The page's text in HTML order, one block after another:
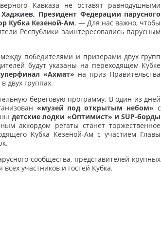
Кавказа не оставят равнодушными
Хаджиев, Президент Федерации парусного
Кубка Кезеной-Ам. — Для нас важно, чтобы
Республики заинтересовались парусным
победителями и призерами двух групп
будут указаны на переходящем Кубке
«Ахмат» на приз Правительства
двух группах.
береговую программу. В один из дней
«музей под открытым небом» с
детские лодки «Оптимист» иSUP-борды
аккордом регаты станет торжественное
Кубка Кезеной-Ам с участием Главы
сообщества, представителей крупных
участников и гостей Кубка.